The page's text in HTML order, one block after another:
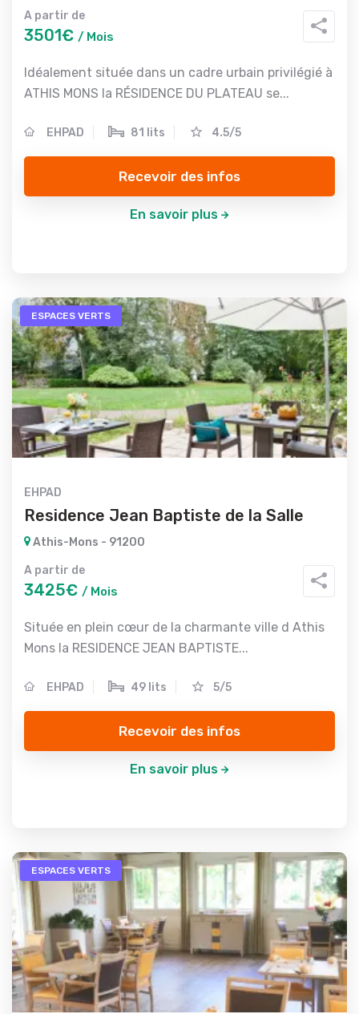
A partir de
3501€ / Mois
Idéalement située dans un cadre urbain privilégié à
ATHIS MONS la RÉSIDENCE DU PLATEAU se...
EHPAD 81 lits 4.5/5
Recevoir des infos
En savoir plus
ESPACES VERTS
EHPAD
Residence Jean Baptiste de la Salle
Athis-Mons - 91200
A partir de
3425€ / Mois
Située en plein cœur de la charmante ville d Athis
Mons la RESIDENCE JEAN BAPTISTE...
EHPAD 49 lits 5/5
Recevoir des infos
En savoir plus
ESPACES VERTS